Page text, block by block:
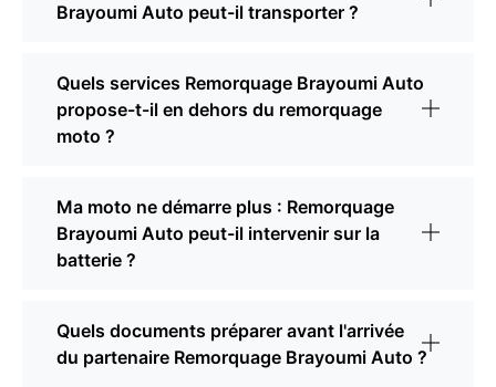
Brayoumi Auto peut-il transporter ?
Quels services Remorquage Brayoumi Auto
propose-t-il en dehors du remorquage
moto ?
Ma moto ne démarre plus : Remorquage
Brayoumi Auto peut-il intervenir sur la
batterie ?
Quels documents préparer avant l'arrivée
du partenaire Remorquage Brayoumi Auto ?